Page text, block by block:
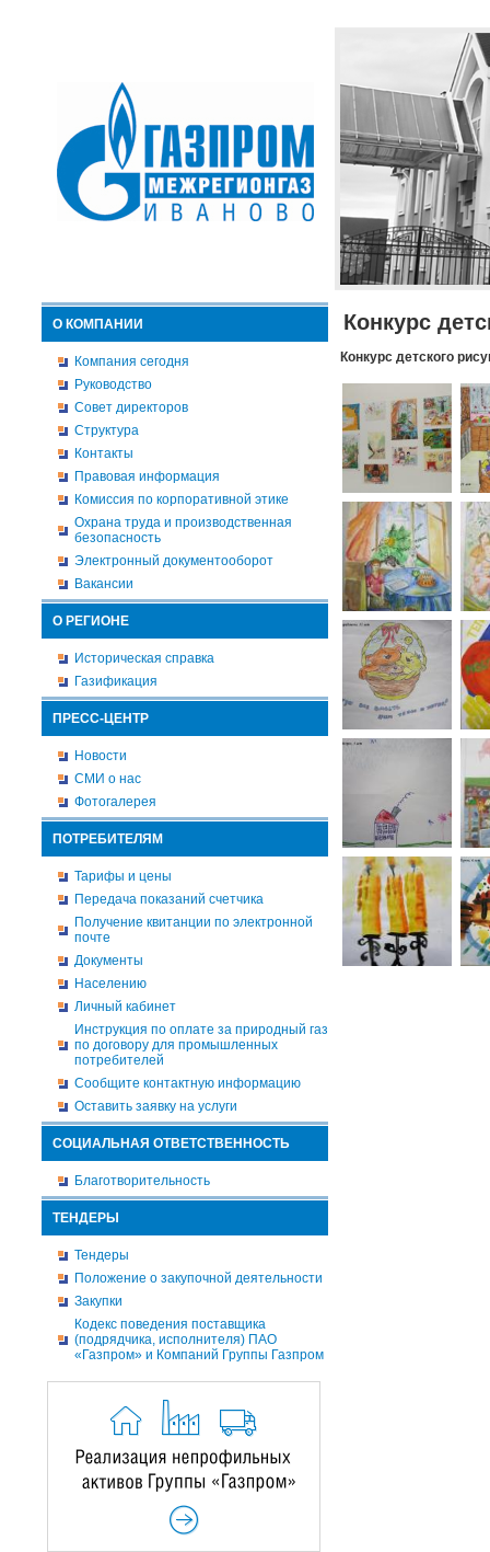
О КОМПАНИИ
Компания сегодня
Руководство
Совет директоров
Структура
Контакты
Правовая информация
Комиссия по корпоративной этике
Охрана труда и производственная
безопасность
Электронный документооборот
Вакансии
О РЕГИОНЕ
Историческая справка
Газификация
ПРЕСС-ЦЕНТР
Новости
СМИ о нас
Фотогалерея
ПОТРЕБИТЕЛЯМ
Тарифы и цены
Передача показаний счетчика
Получение квитанции по электронной
почте
Документы
Населению
Личный кабинет
Инструкция по оплате за природный газ
по договору для промышленных
потребителей
Сообщите контактную информацию
Оставить заявку на услуги
СОЦИАЛЬНАЯ ОТВЕТСТВЕННОСТЬ
Благотворительность
ТЕНДЕРЫ
Тендеры
Положение о закупочной деятельности
Закупки
Кодекс поведения поставщика
(подрядчика, исполнителя) ПАО
«Газпром» и Компаний Группы Газпром
Конкурс
Конкурс детского